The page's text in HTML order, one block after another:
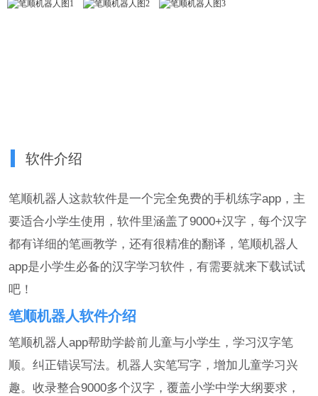
软件介绍
笔顺机器人这款软件是一个完全免费的手机练字app，主
要适合小学生使用，软件里涵盖了9000+汉字，每个汉字
都有详细的笔画教学，还有很精准的翻译，笔顺机器人
app是小学生必备的汉字学习软件，有需要就来下载试试
吧！
笔顺机器人软件介绍
笔顺机器人app帮助学龄前儿童与小学生，学习汉字笔
顺。纠正错误写法。机器人实笔写字，增加儿童学习兴
趣。收录整合9000多个汉字，覆盖小学中学大纲要求，